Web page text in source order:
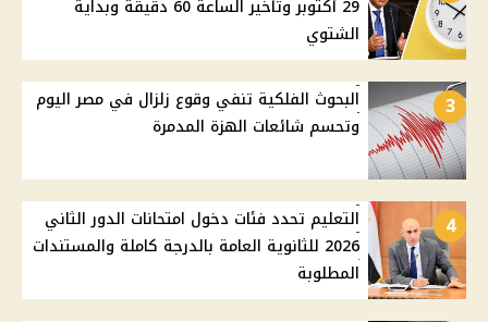
29 أكتوبر وتأخير الساعة 60 دقيقة وبداية
الشتوي
3
البحوث الفلكية تنفي وقوع زلزال في مصر اليوم
وتحسم شائعات الهزة المدمرة
4
التعليم تحدد فئات دخول امتحانات الدور الثاني
2026 للثانوية العامة بالدرجة كاملة والمستندات
المطلوبة